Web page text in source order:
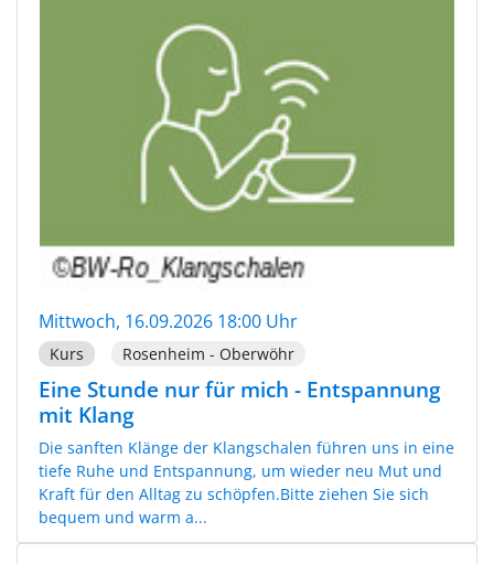
Mittwoch, 16.09.2026 18:00 Uhr
Kurs Rosenheim - Oberwöhr
Eine Stunde nur für mich - Entspannung
mit Klang
Die sanften Klänge der Klangschalen führen uns in eine
tiefe Ruhe und Entspannung, um wieder neu Mut und
Kraft für den Alltag zu schöpfen.Bitte ziehen Sie sich
bequem und warm a...